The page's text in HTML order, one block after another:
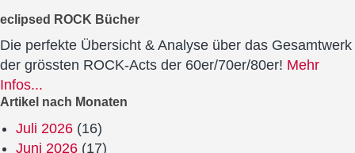
eclipsed ROCK Bücher
Die perfekte Übersicht & Analyse über das Gesamtwerk
der grössten ROCK-Acts der 60er/70er/80er! Mehr
Infos...
Artikel nach Monaten
Juli 2026 (16)
Juni 2026 (17)